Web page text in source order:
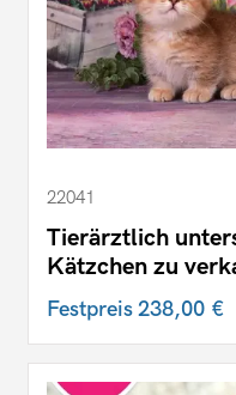
22041
Tierärztlich
Kätzchen zu
Festpreis238,00 €